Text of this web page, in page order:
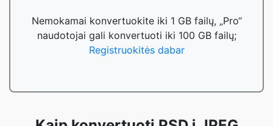
Nemokamai konvertuokite iki 1 GB failų, „Pro“
naudotojai gali konvertuoti iki 100 GB failų;
Registruokitės dabar